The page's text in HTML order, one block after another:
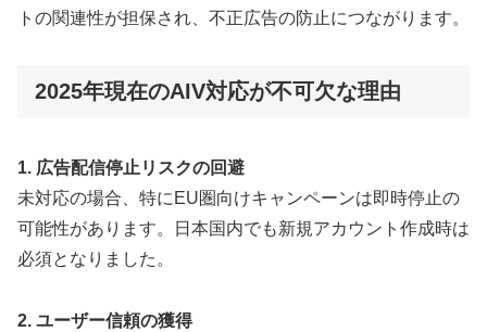
トの関連性が担保され、不正広告の防止につながります。
2025年現在のAIV対応が不可欠な理由
1. 広告配信停止リスクの回避
未対応の場合、特にEU圏向けキャンペーンは即時停止の
可能性があります。日本国内でも新規アカウント作成時は
必須となりました。
2. ユーザー信頼の獲得